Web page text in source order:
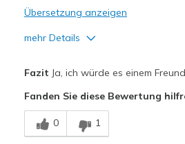
Übersetzung anzeigen
mehr Details
Geeignete Verwendung
Casual Wear
Fazit Ja, ich würde es einem
Fanden Sie diese Bewertung
0 1